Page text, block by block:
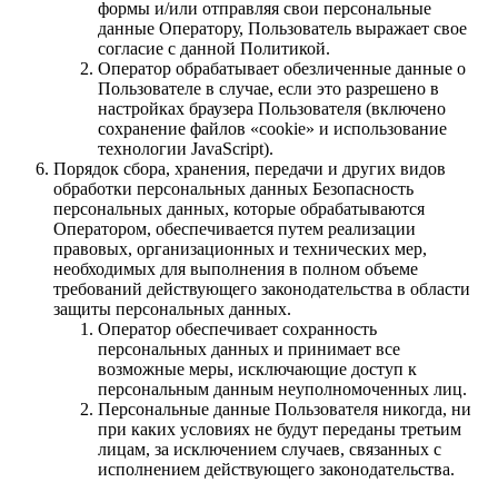
формы и/или отправляя свои персональные
данные Оператору, Пользователь выражает свое
согласие с данной Политикой.
Оператор обрабатывает обезличенные данные о
Пользователе в случае, если это разрешено в
настройках браузера Пользователя (включено
сохранение файлов «cookie» и использование
технологии JavaScript).
Порядок сбора, хранения, передачи и других видов
обработки персональных данных Безопасность
персональных данных, которые обрабатываются
Оператором, обеспечивается путем реализации
правовых, организационных и технических мер,
необходимых для выполнения в полном объеме
требований действующего законодательства в области
защиты персональных данных.
Оператор обеспечивает сохранность
персональных данных и принимает все
возможные меры, исключающие доступ к
персональным данным неуполномоченных лиц.
Персональные данные Пользователя никогда, ни
при каких условиях не будут переданы третьим
лицам, за исключением случаев, связанных с
исполнением действующего законодательства.